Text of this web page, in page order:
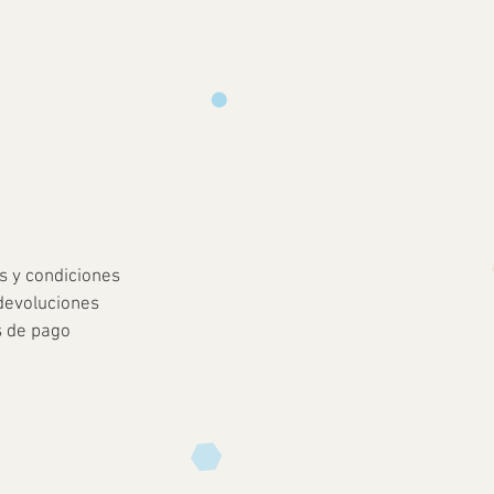
y condiciones
de pago